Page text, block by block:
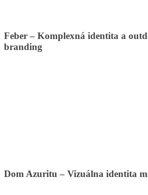
Feber – Komplexná identita a
branding
Dom Azuritu – Vizuálna identita